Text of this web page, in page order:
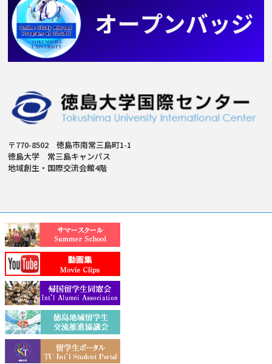
〒770-8502 徳島市南常三島町1-1
徳島大学 常三島キャンパス
地域創生・国際交流会館4階